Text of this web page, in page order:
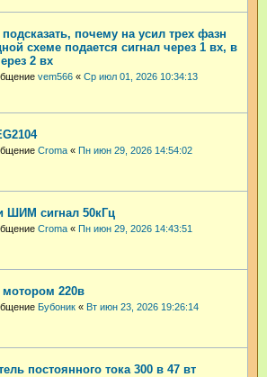
почему на усил трех фазн
схеме подается сигнал через 1 вх, в
2 вх
vem566 « Ср июл 01, 2026 10:34:13
Croma « Пн июн 29, 2026 14:54:02
ШИМ сигнал 50кГц
Croma « Пн июн 29, 2026 14:43:51
мотором 220в
Бубоник « Вт июн 23, 2026 19:26:14
постоянного тока 300 в 47 вт